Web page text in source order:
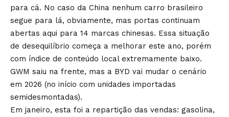
para cá. No caso da China nenhum carro brasileiro
segue para lá, obviamente, mas portas continuam
abertas aqui para 14 marcas chinesas. Essa situação
de desequilíbrio começa a melhorar este ano, porém
com índice de conteúdo local extremamente baixo.
GWM saiu na frente, mas a BYD vai mudar o cenário
em 2026 (no início com unidades importadas
semidesmontadas).
Em janeiro, esta foi a repartição das vendas: gasolina,